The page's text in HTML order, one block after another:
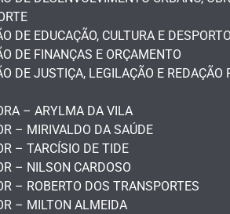
DE EDUCAÇÃO, CULTURA E DESPORTO
DE FINANÇAS E ORÇAMENTO
DE JUSTIÇA, LEGILAÇÃO E REDAÇÃO
– ARYLMA DA VILA
– MIRIVALDO DA SAÚDE
– TARCÍSIO DE TIDE
– NILSON CARDOSO
– ROBERTO DOS TRANSPORTES
– MILTON ALMEIDA